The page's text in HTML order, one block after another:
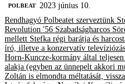
‎POLBEAT
2023 június 10.
Rendhagyó Polbeatet szerveztünk
Revolution '56 Szabadságharcos
mellett Stefka régi barátja és
író, illetve a konzervatív
Horn-Kuncze-kormány által
alakja (egyben az ünnepelt akkori
Zoltán is elmondta méltatását,